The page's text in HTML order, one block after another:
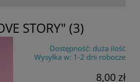
STORY" (3)
Dostępność: duża ilość
Wysyłka w: 1-2 dni robocze
8,00 zł